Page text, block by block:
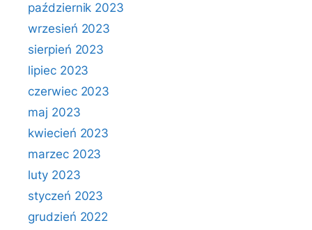
październik 2023
wrzesień 2023
sierpień 2023
lipiec 2023
czerwiec 2023
maj 2023
kwiecień 2023
marzec 2023
luty 2023
styczeń 2023
grudzień 2022